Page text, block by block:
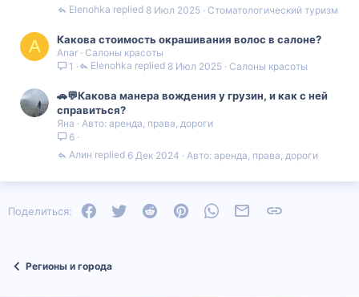
Стоматологический туризм
8 Июл 2025
Elenohka
A Какова стоимость окрашивания волос в салоне?
Anar Салоны красоты
1
Салоны красоты
8 Июл 2025
Elenohka
🚗💬Какова манера вождения у грузин, и как с ней
справиться?
Яна
Авто: аренда, права, дороги
6
Авто: аренда, права, дороги
6 Дек 2024
Алин
Поделиться: FacebookTwitter Reddit PinterestWhatsAppЭлектронная почта
Регионы и города